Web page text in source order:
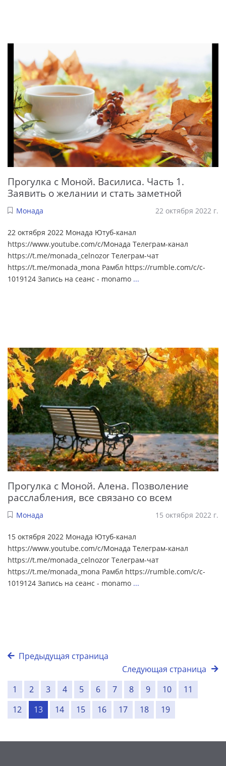
Прогулка с Моной. Василиса. Часть 1.
Заявить о желании и стать заметной
Монада 22 октября 2022 г.
22 октября 2022 Монада Ютуб-канал
https://www.youtube.com/c/Монада Телеграм-канал
https://t.me/monada_celnozor Телеграм-чат
https://t.me/monada_mona Рамбл https://rumble.com/c/c-
1019124 Запись на сеанс - monamo ...
Прогулка с Моной. Алена. Позволение
расслабления, все связано со всем
Монада 15 октября 2022 г.
15 октября 2022 Монада Ютуб-канал
https://www.youtube.com/c/Монада Телеграм-канал
https://t.me/monada_celnozor Телеграм-чат
https://t.me/monada_mona Рамбл https://rumble.com/c/c-
1019124 Запись на сеанс - monamo ...
Предыдущая страница
Следующая страница
1
2 3 4 5 6 7 8 9 10
11
12
13 14 15 16 17 18 19